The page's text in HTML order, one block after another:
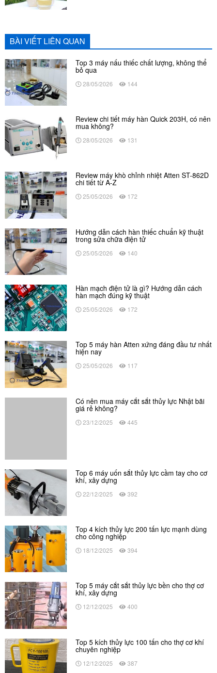
BÀI VIẾT LIÊN QUAN
Top 3 máy nấu thiếc chất lượng, không thể
bỏ qua
28/05/2026 144
Review chi tiết máy hàn Quick 203H, có nên
mua không?
28/05/2026 131
Review máy khò chỉnh nhiệt Atten ST-862D
chi tiết từ A-Z
25/05/2026 172
Hướng dẫn cách hàn thiếc chuẩn kỹ thuật
trong sửa chữa điện tử
25/05/2026 140
Hàn mạch điện tử là gì? Hướng dẫn cách
hàn mạch đúng kỹ thuật
25/05/2026 172
Top 5 máy hàn Atten xứng đáng đầu tư nhất
hiện nay
25/05/2026 117
Có nên mua máy cắt sắt thủy lực Nhật bãi
giá rẻ không?
23/12/2025 445
22/12/2025 392
18/12/2025 394
12/12/2025 400
12/12/2025 387